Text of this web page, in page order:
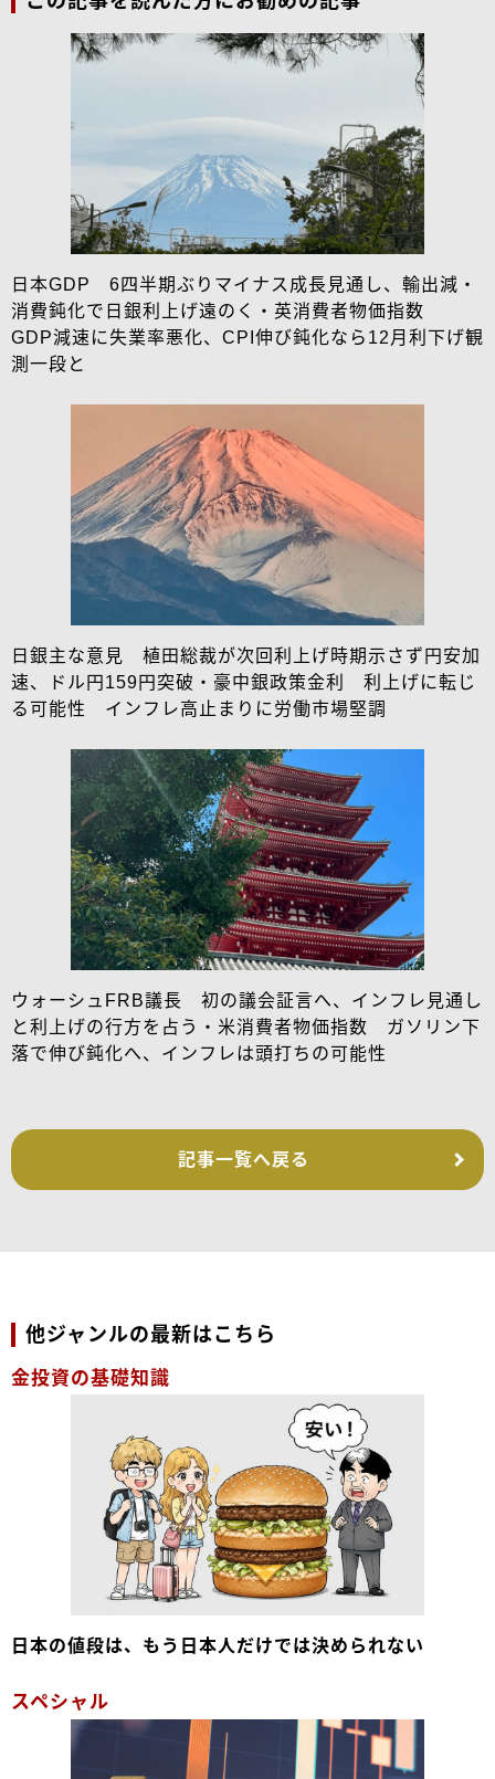
日本GDP 6四半期ぶりマイナス成長見通し、輸出減・
消費鈍化で日銀利上げ遠のく・英消費者物価指数
GDP減速に失業率悪化、CPI伸び鈍化なら12月利下げ観
測一段と
日銀主な意見 植田総裁が次回利上げ時期示さず円安加
速、ドル円159円突破・豪中銀政策金利 利上げに転じ
る可能性 インフレ高止まりに労働市場堅調
ウォーシュFRB議長 初の議会証言へ、インフレ見通し
と利上げの行方を占う・米消費者物価指数 ガソリン下
落で伸び鈍化へ、インフレは頭打ちの可能性
記事一覧へ戻る
他ジャンルの最新はこちら
金投資の基礎知識
日本の値段は、もう日本人だけでは決められない
スペシャル